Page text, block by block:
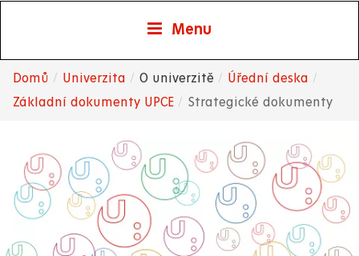
Menu
Drobečková
Domů Univerzita O univerzitě
Úřední deska
Základní dokumenty UPCE
Strategické dokumenty